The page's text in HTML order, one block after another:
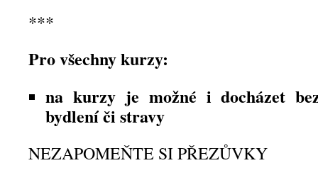
***
Pro všechny kurzy:
na kurzy je možné i docházet
bydlení či stravy
NEZAPOMEŇTE SI PŘEZŮVKY